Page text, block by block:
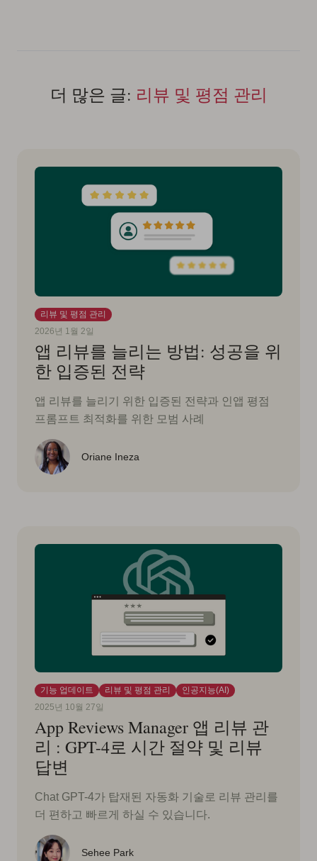
더 많은 글: 리뷰 및 평점 관리
리뷰 및 평점 관리
2026년 1월 2일
앱 리뷰를 늘리는 방법: 성공을 위
한 입증된 전략
앱 리뷰를 늘리기 위한 입증된 전략과 인앱 평점
프롬프트 최적화를 위한 모범 사례
Oriane Ineza
기능 업데이트 리뷰 및 평점 관리
인공지능(AI)
2025년 10월 27일
App Reviews Manager 앱 리뷰 관
리 : GPT-4로 시간 절약 및 리뷰
답변
Chat GPT-4가 탑재된 자동화 기술로 리뷰 관리를
더 편하고 빠르게 하실 수 있습니다.
Sehee Park